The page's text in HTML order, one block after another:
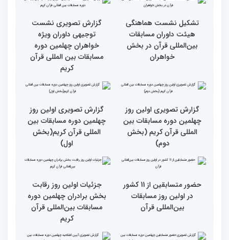
رقابت بخش بانوان چهلمین
دوره مسابقات بین المللی
قرآن آغاز شد
نوبت اجرای شرکت‌کنندگان
مسابقات بین‌المللی قرآن در
بخش خواهران اعلام شد
هیئت داوران مسابقات
بین‌المللی قرآن در بخش
خواهران
توجیهی داوران ویژه
خواهران چهلمین دوره
مسابقات بین المللی قرآن
کریم
گزارش تصویری اولین روز
چهلمین دوره مسابقات بین
المللی قرآن کریم (بخش
گزارش تصویری اولین روز
چهلمین دوره مسابقات بین
المللی قرآن کریم(بخش
اول)